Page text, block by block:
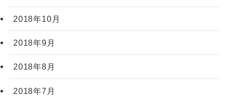
2018年10月
2018年9月
2018年8月
2018年7月